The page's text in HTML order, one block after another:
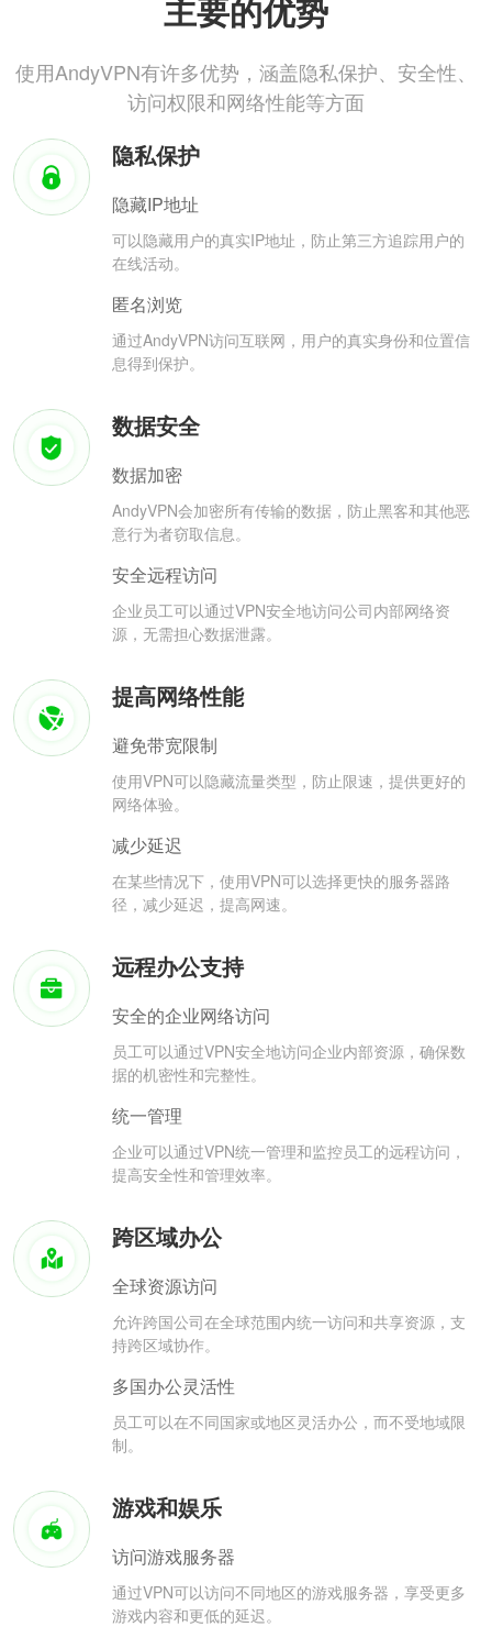
主要的优势
使用AndyVPN有许多优势，涵盖隐私保护、安全性、
访问权限和网络性能等方面
隐私保护
隐藏IP地址
可以隐藏用户的真实IP地址，防止第三方追踪用户的
在线活动。
匿名浏览
通过AndyVPN访问互联网，用户的真实身份和位置信
息得到保护。
数据安全
数据加密
AndyVPN会加密所有传输的数据，防止黑客和其他恶
意行为者窃取信息。
安全远程访问
企业员工可以通过VPN安全地访问公司内部网络资
源，无需担心数据泄露。
提高网络性能
避免带宽限制
使用VPN可以隐藏流量类型，防止限速，提供更好的
网络体验。
减少延迟
在某些情况下，使用VPN可以选择更快的服务器路
径，减少延迟，提高网速。
远程办公支持
安全的企业网络访问
员工可以通过VPN安全地访问企业内部资源，确保数
据的机密性和完整性。
统一管理
企业可以通过VPN统一管理和监控员工的远程访问，
提高安全性和管理效率。
跨区域办公
全球资源访问
允许跨国公司在全球范围内统一访问和共享资源，支
持跨区域协作。
多国办公灵活性
员工可以在不同国家或地区灵活办公，而不受地域限
制。
游戏和娱乐
访问游戏服务器
通过VPN可以访问不同地区的游戏服务器，享受更多
游戏内容和更低的延迟。